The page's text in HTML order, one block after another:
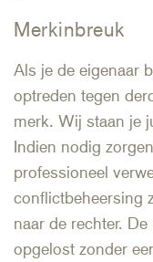
Merkinbreuk
Als je de eigenaar
optreden tegen
merk. Wij staan je
Indien nodig
professioneel
conflictbeheersing
naar de rechter.
opgelost zonder